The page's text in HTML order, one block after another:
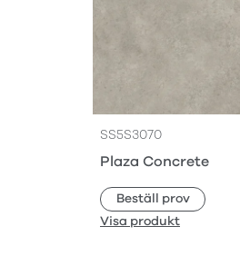
SS5S3070
Plaza Concrete
Beställ prov
Visa produkt